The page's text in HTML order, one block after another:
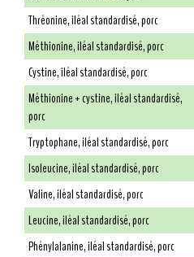
Thréonine, iléal standardisé, porc
Méthionine, iléal standardisé, porc
Cystine, iléal standardisé, porc
Méthionine + cystine, iléal standardisé,
porc
Tryptophane, iléal standardisé, porc
Isoleucine, iléal standardisé, porc
Valine, iléal standardisé, porc
Leucine, iléal standardisé, porc
Phénylalanine, iléal standardisé, porc